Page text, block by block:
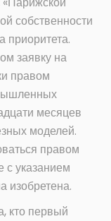
собственности
приоритета.
заявку на
правом
месяцев
моделей.
правом
с указанием
изобретена.
кто первый